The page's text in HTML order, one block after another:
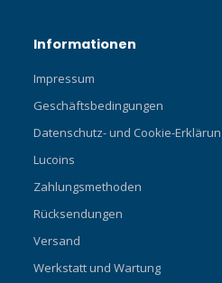
Informationen
Impressum
Geschäftsbedingungen
Datenschutz- und Cookie-
Lucoins
Zahlungsmethoden
Rücksendungen
Versand
Werkstatt und Wartung